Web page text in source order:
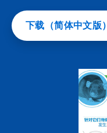
下载（简体中文版）